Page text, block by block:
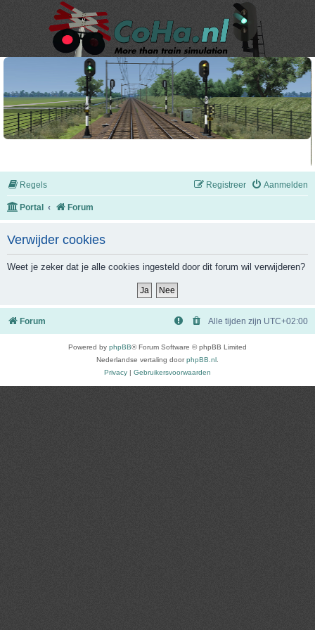
Regels Aanmelden
Registreer
Portal Forum
Verwijder cookies
Weet je zeker dat je alle cookies ingesteld door dit forum wil verwijderen?
Forum Alle tijden zijn UTC+02:00
Powered by phpBB® Forum Software © phpBB Limited
Nederlandse vertaling doorphpBB.nl
Privacy | Gebruikersvoorwaarden